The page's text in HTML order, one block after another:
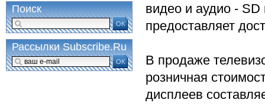
видео и аудио - SD
предоставляет
В продаже
розничная
дисплеев
Поиск
ОК
Рассылки Subscribe.Ru
ОК